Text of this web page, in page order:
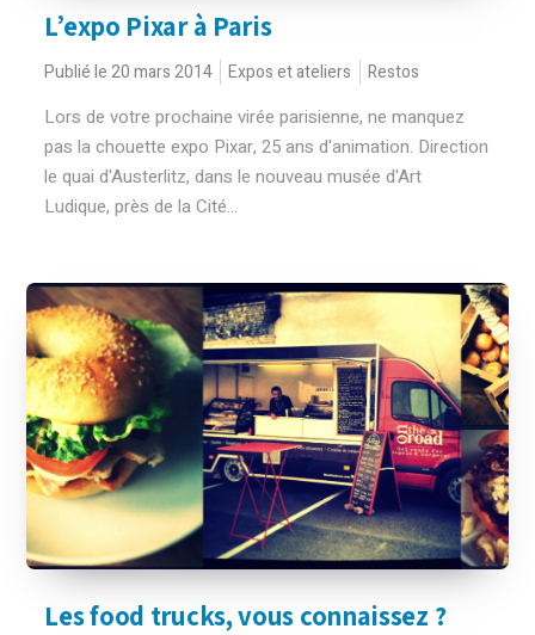
L’expo Pixar à Paris
Publié le 20 mars 2014 Expos et ateliers Restos
Lors de votre prochaine virée parisienne, ne manquez
pas la chouette expo Pixar, 25 ans d'animation. Direction
le quai d'Austerlitz, dans le nouveau musée d'Art
Ludique, près de la Cité...
Les food trucks, vous connaissez ?